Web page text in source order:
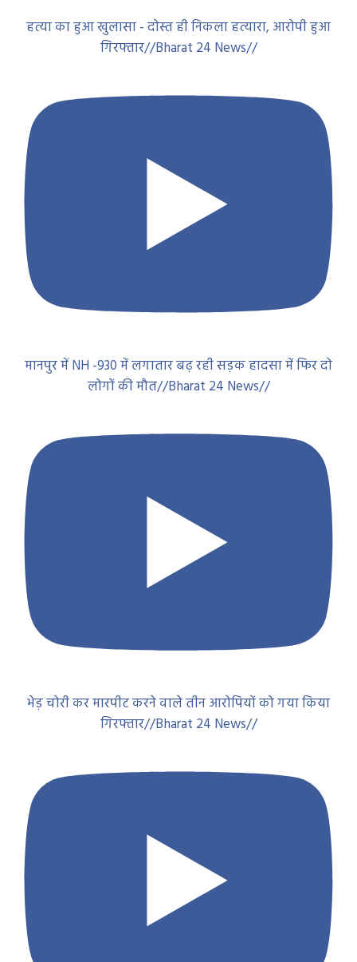
हत्या का हुआ खुलासा - दोस्त ही निकला हत्यारा, आरोपी हुआ
गिरफ्तार//Bharat 24 News//
मानपुर में NH -930 में लगातार बढ़ रही सड़क हादसा में फिर दो
लोगों की मौत//Bharat 24 News//
भेड़ चोरी कर मारपीट करने वाले तीन आरोपियों को गया किया
गिरफ्तार//Bharat 24 News//